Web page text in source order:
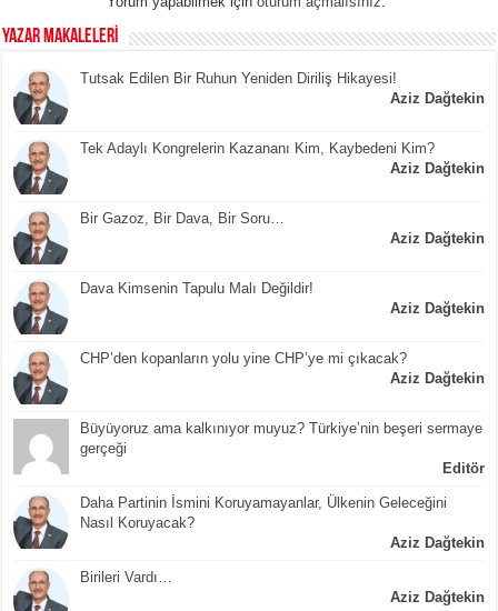
YAZAR MAKALELERİ
Tutsak Edilen Bir Ruhun Yeniden Diriliş Hikayesi!
Aziz Dağtekin
Tek Adaylı Kongrelerin Kazananı Kim, Kaybedeni Kim?
Aziz Dağtekin
Bir Gazoz, Bir Dava, Bir Soru…
Aziz Dağtekin
Dava Kimsenin Tapulu Malı Değildir!
Aziz Dağtekin
CHP’den kopanların yolu yine CHP’ye mi çıkacak?
Aziz Dağtekin
Büyüyoruz ama kalkınıyor muyuz? Türkiye’nin beşeri sermaye
gerçeği
Editör
Daha Partinin İsmini Koruyamayanlar, Ülkenin Geleceğini
Nasıl Koruyacak?
Aziz Dağtekin
Birileri Vardı…
Aziz Dağtekin